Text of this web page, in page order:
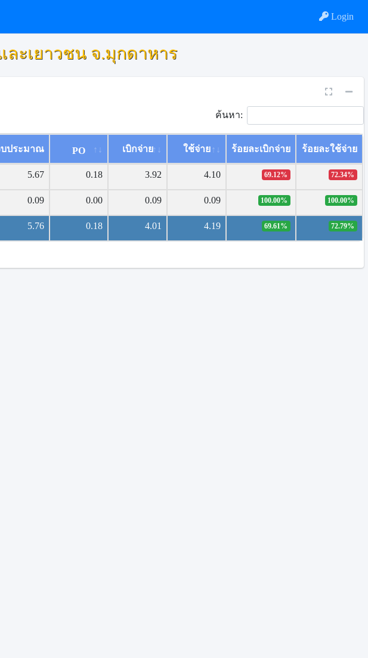
Login
ะเยาวชน จ.มุกดาหาร
ค้นหา:
บประมาณ PO เบิกจ่าย ใช้จ่าย ร้อยละเบิกจ่าย ร้อยละใช้จ่าย
5.67 0.18 3.92 4.10 69.12% 72.34%
0.09 0.00 0.09 0.09 100.00% 100.00%
5.76 0.18 4.01 4.19 69.61% 72.79%